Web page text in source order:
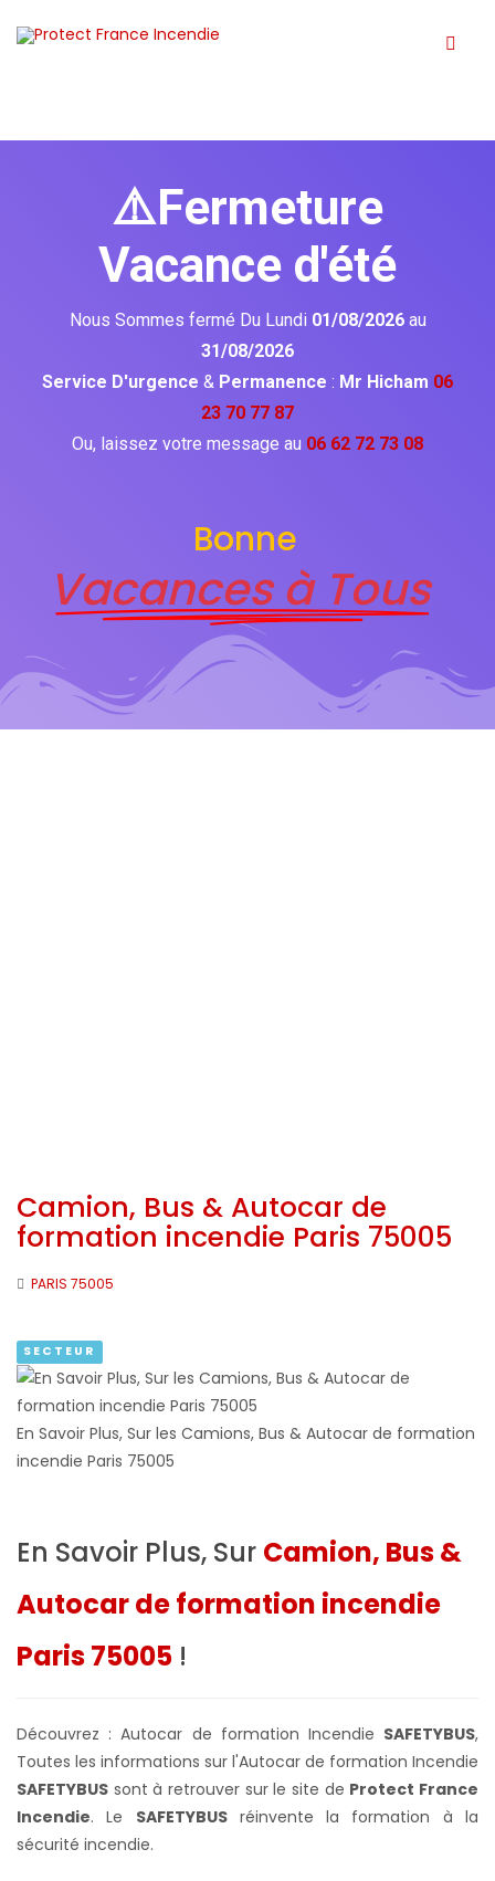
⚠️Fermeture
Vacance d'été
Nous Sommes fermé Du Lundi 01/08/2026 au
31/08/2026
Service D'urgence & Permanence : Mr Hicham 06
23 70 77 87
Ou, laissez votre message au 06 62 72 73 08
Bonne
Vacances à Tous
Camion, Bus & Autocar de
formation incendie Paris 75005
PARIS 75005
SECTEUR
En Savoir Plus, Sur les Camions, Bus & Autocar de formation
incendie Paris 75005
En Savoir Plus, Sur Camion, Bus &
Autocar de formation incendie
Paris 75005 !
Découvrez : Autocar de formation Incendie SAFETYBUS,
Toutes les informations sur l'Autocar de formation Incendie
SAFETYBUS sont à retrouver sur le site de Protect France
Incendie. Le SAFETYBUSréinvente la formation à la
sécurité incendie.